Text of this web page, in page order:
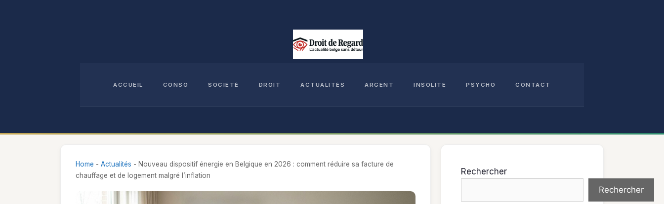
ACCUEIL CONSO SOCIÉTÉ DROIT ACTUALITÉS ARGENT INSOLITE PSYCHO CONTACT
Home - Actualités - Nouveau dispositif énergie en Belgique en 2026 : comment réduire sa facture de
chauffage et de logement malgré l’inflation
Rechercher
Rechercher